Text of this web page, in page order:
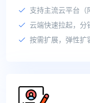
支持主流云平台（
云端快速拉起，分
按需扩展，弹性扩